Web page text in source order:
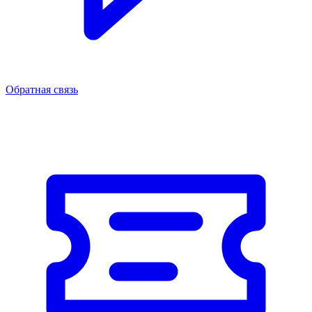
Обратная связь